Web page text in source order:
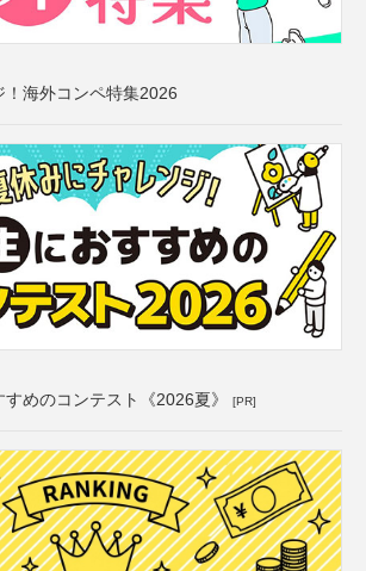
！海外コンペ特集2026
めのコンテスト《2026夏》 [PR]